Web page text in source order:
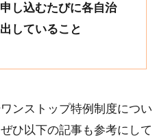
し込むたびに各自治
していること
ンストップ特例制度につい
ひ以下の記事も参考にして